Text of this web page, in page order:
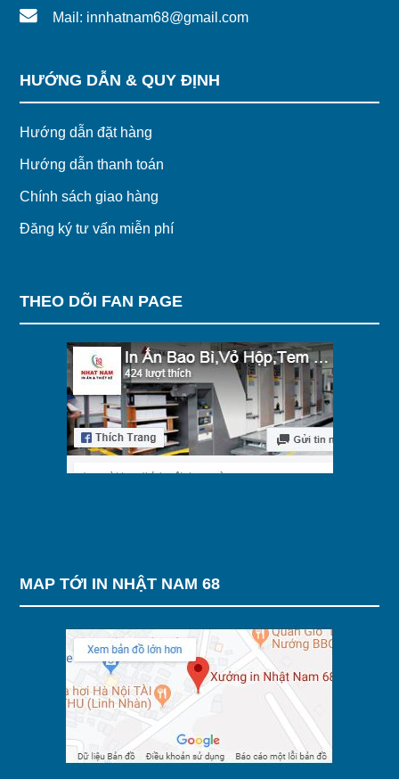
Mail: innhatnam68@gmail.com
HƯỚNG DẪN & QUY ĐỊNH
Hướng dẫn đặt hàng
Hướng dẫn thanh toán
Chính sách giao hàng
Đăng ký tư vấn miễn phí
THEO DÕI FAN PAGE
MAP TỚI IN NHẬT NAM 68